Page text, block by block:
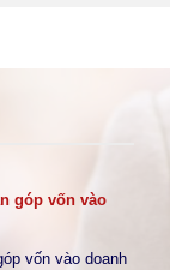
góp vốn vào
vốn vào doanh